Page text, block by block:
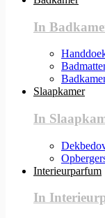
In
Slaapkamer
In
Interieurparfum
In